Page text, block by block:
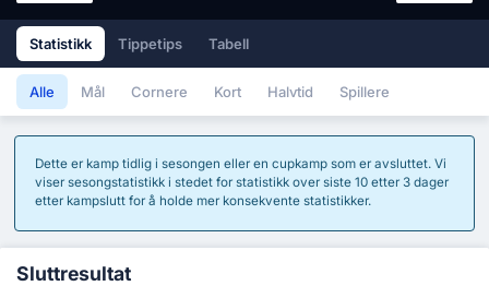
Statistikk Tippetips Tabell
Alle Mål Cornere Kort Halvtid Spillere
Dette er kamp tidlig i sesongen eller en cupkamp som er avsluttet. Vi
viser sesongstatistikk i stedet for statistikk over siste 10 etter 3 dager
etter kampslutt for å holde mer konsekvente statistikker.
Sluttresultat